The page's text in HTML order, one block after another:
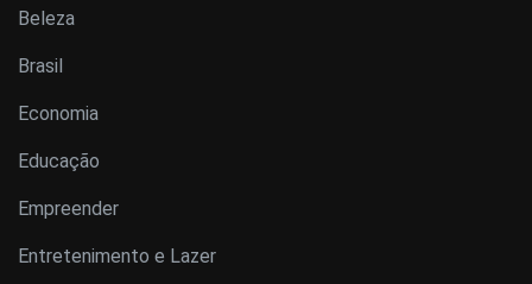
Beleza
Brasil
Economia
Educação
Empreender
Entretenimento e Lazer